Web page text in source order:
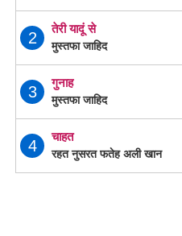
2
तेरी यादूं से
मुस्तफा जाहिद
3
गुनाह
मुस्तफा जाहिद
4
चाहत
रहत नुसरत फतेह अली खान